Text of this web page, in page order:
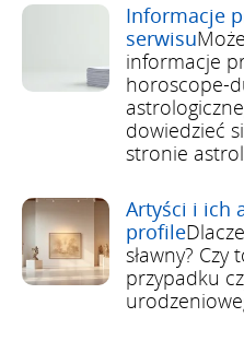
Informacje
serwisu
informacje
horoscope-
dowiedzieć
stronie
Artyści i ich
profile
sławny? Czy
przypadku